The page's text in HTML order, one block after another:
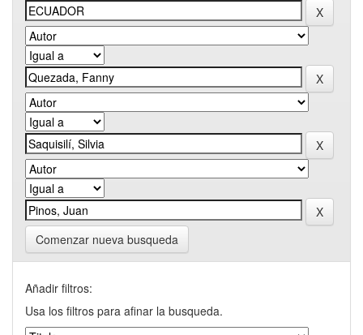
Comenzar nueva busqueda
Añadir filtros:
Usa los filtros para afinar la busqueda.